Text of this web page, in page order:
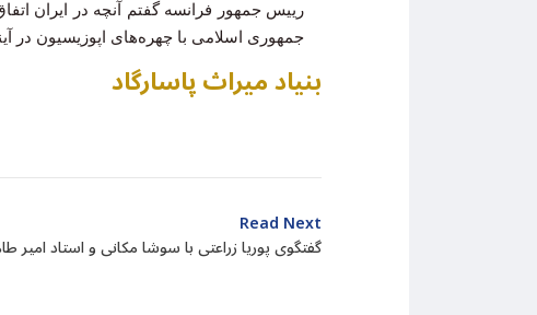
رییس جمهور فرانسه گفتم آنچه در ایران
جمهوری اسلامی با چهره‌های اپوزیسیون در
بنیاد میراث پاسارگاد
Read Next
گفتگوی پوریا زراعتی با سوشا مکانی و استاد امیر